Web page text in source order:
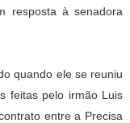
resposta à senadora
quando ele se reuniu
feitas pelo irmão Luis
entre a Precisa